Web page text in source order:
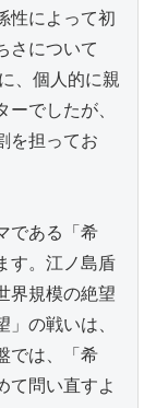
性によって初
さについて
、個人的に親
でしたが、
を担ってお
である「希
す。江ノ島盾
界規模の絶望
の戦いは、
では、「希
て問い直すよ